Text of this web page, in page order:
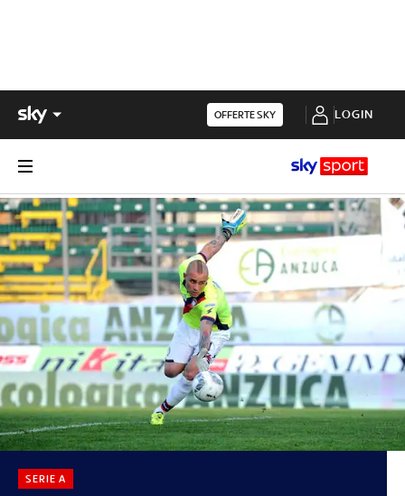
OFFERTE SKY LOGIN
SERIE A